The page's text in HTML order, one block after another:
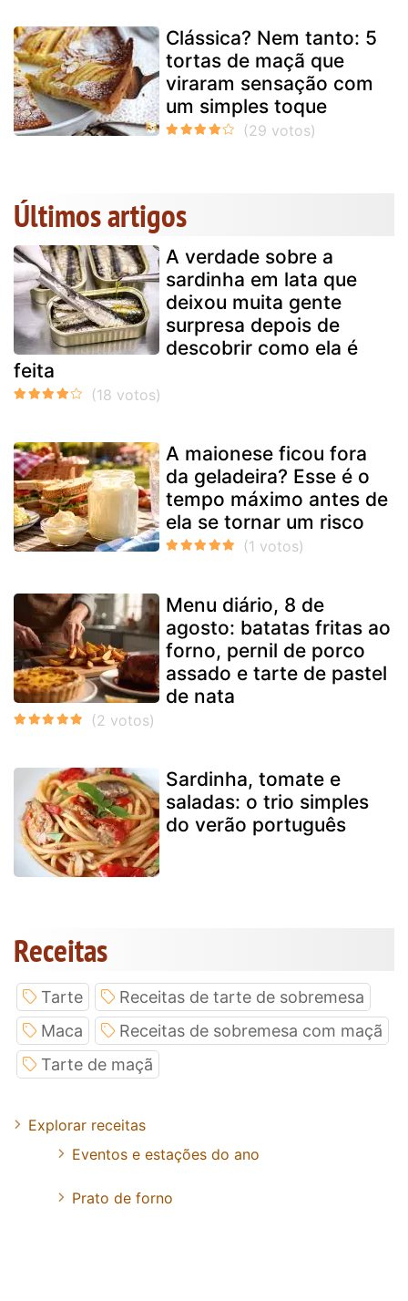
Clássica? Nem tanto: 5
tortas de maçã que
viraram sensação com
um simples toque
Últimos artigos
A verdade sobre a
sardinha em lata que
deixou muita gente
surpresa depois de
descobrir como ela é
feita
A maionese ficou fora
da geladeira? Esse é o
tempo máximo antes de
ela se tornar um risco
Menu diário, 8 de
agosto: batatas fritas ao
forno, pernil de porco
assado e tarte de pastel
de nata
Sardinha, tomate e
saladas: o trio simples
do verão português
Receitas
Tarte
Receitas de tarte de sobremesa
Maca
Receitas de sobremesa com maçã
Tarte de maçã
Explorar receitas
Eventos e estações do ano
Prato de forno